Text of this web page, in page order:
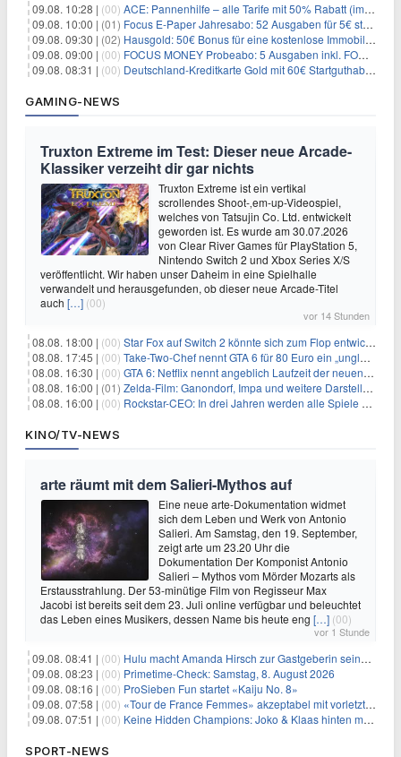
09.08. 10:28 | (00) ACE: Pannenhilfe – alle Tarife mit 50% Rabatt (im ersten Jahr)
09.08. 10:00 | (01) Focus E-Paper Jahresabo: 52 Ausgaben für 5€ statt 207,48€ – per Formular kündbar!
09.08. 09:30 | (02) Hausgold: 50€ Bonus für eine kostenlose Immobilienbewertung
09.08. 09:00 | (00) FOCUS MONEY Probeabo: 5 Ausgaben inkl. FOCUS+ Zugang für 5€
09.08. 08:31 | (00) Deutschland-Kreditkarte Gold mit 60€ Startguthaben (45€ Gewinn)
GAMING-NEWS
Truxton Extreme im Test: Dieser neue Arcade-
Klassiker verzeiht dir gar nichts
Truxton Extreme ist ein vertikal
scrollendes Shoot-‚em-up-Videospiel,
welches von Tatsujin Co. Ltd. entwickelt
geworden ist. Es wurde am 30.07.2026
von Clear River Games für PlayStation 5,
Nintendo Switch 2 und Xbox Series X/S
veröffentlicht. Wir haben unser Daheim in eine Spielhalle
verwandelt und herausgefunden, ob dieser neue Arcade-Titel
auch […] (00)
vor 14 Stunden
08.08. 18:00 | (00) Star Fox auf Switch 2 könnte sich zum Flop entwickeln
08.08. 17:45 | (00) Take-Two-Chef nennt GTA 6 für 80 Euro ein „unglaubliches Schnäppchen“
08.08. 16:30 | (00) GTA 6: Netflix nennt angeblich Laufzeit der neuen Gameplay-Präsentation
08.08. 16:00 | (01) Zelda-Film: Ganondorf, Impa und weitere Darsteller sollen feststehen
08.08. 16:00 | (00) Rockstar-CEO: In drei Jahren werden alle Spiele gestreamt
KINO/TV-NEWS
arte räumt mit dem Salieri-Mythos auf
Eine neue arte-Dokumentation widmet
sich dem Leben und Werk von Antonio
Salieri. Am Samstag, den 19. September,
zeigt arte um 23.20 Uhr die
Dokumentation Der Komponist Antonio
Salieri – Mythos vom Mörder Mozarts als
Erstausstrahlung. Der 53-minütige Film von Regisseur Max
Jacobi ist bereits seit dem 23. Juli online verfügbar und beleuchtet
das Leben eines Musikers, dessen Name bis heute eng […] (00)
vor 1 Stunde
09.08. 08:41 | (00) Hulu macht Amanda Hirsch zur Gastgeberin seines Reality-Podcasts
09.08. 08:23 | (00) Primetime-Check: Samstag, 8. August 2026
09.08. 08:16 | (00) ProSieben Fun startet «Kaiju No. 8»
09.08. 07:58 | (00) «Tour de France Femmes» akzeptabel mit vorletzter Etappe
09.08. 07:51 | (00) Keine Hidden Champions: Joko & Klaas hinten mit Best-Of
SPORT-NEWS